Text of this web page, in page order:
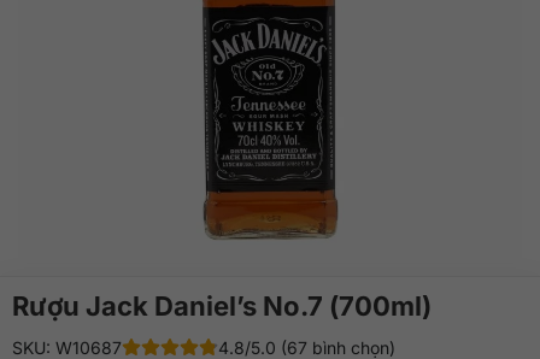
Rượu Jack Daniel’s No.7 (700ml)
SKU: W10687
4.8/5.0 (67 bình chọn)